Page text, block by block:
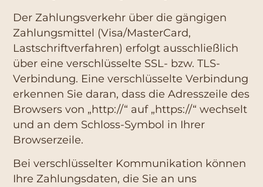
Der Zahlungsverkehr über die gängigen
Zahlungsmittel (Visa/MasterCard,
Lastschriftverfahren) erfolgt ausschließlich
über eine verschlüsselte SSL- bzw. TLS-
Verbindung. Eine verschlüsselte Verbindung
erkennen Sie daran, dass die Adresszeile des
Browsers von „http://“ auf „https://“ wechselt
und an dem Schloss-Symbol in Ihrer
Browserzeile.
Bei verschlüsselter Kommunikation können
Ihre Zahlungsdaten, die Sie an uns